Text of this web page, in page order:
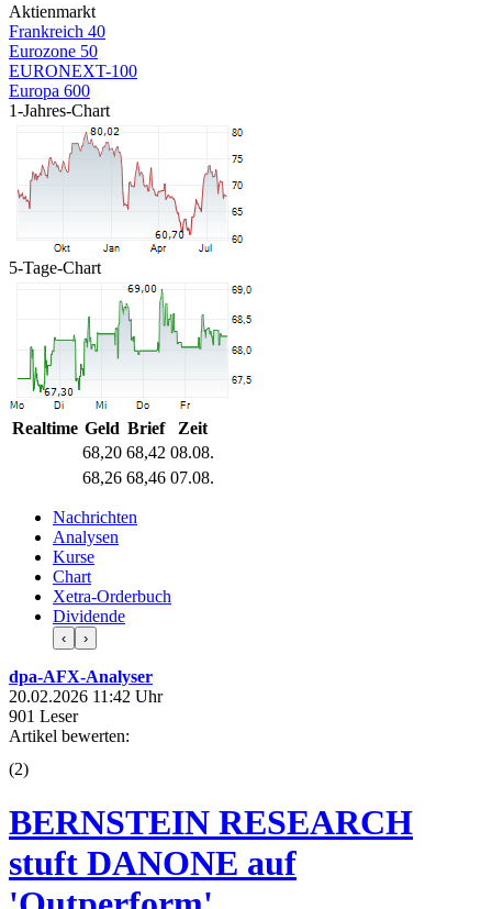
Aktienmarkt
Frankreich 40
Eurozone 50
EURONEXT-100
Europa 600
1-Jahres-Chart
5-Tage-Chart
Realtime Geld Brief
Zeit
68,20 68,42 08.08.
68,26 68,46 07.08.
Nachrichten
Analysen
Kurse
Chart
Xetra-Orderbuch
Dividende
‹ ›
dpa-AFX-Analyser
20.02.2026 11:42 Uhr
901 Leser
Artikel bewerten:
(2)
BERNSTEIN RESEARCH
stuft DANONE auf